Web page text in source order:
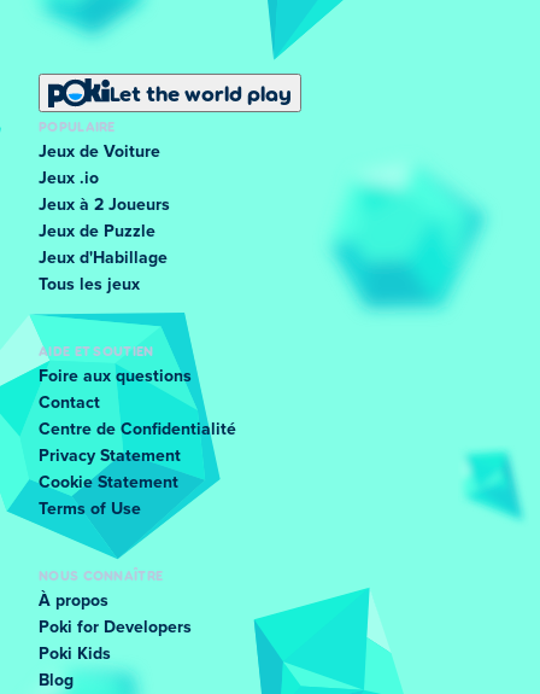
Let the world play
POPULAIRE
Jeux de Voiture
Jeux .io
Jeux à 2 Joueurs
Jeux de Puzzle
Jeux d'Habillage
Tous les jeux
AIDE ET SOUTIEN
Foire aux questions
Contact
Centre de Confidentialité
Privacy Statement
Cookie Statement
Terms of Use
NOUS CONNAÎTRE
À propos
Poki for Developers
Poki Kids
Blog